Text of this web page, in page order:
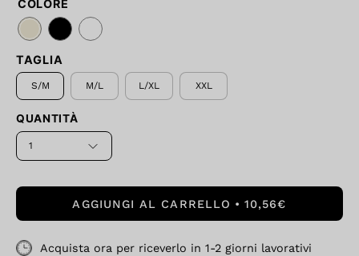
COLORE
TAGLIA
S/M M/L L/XL XXL
QUANTITÀ
1
AGGIUNGI AL CARRELLO 10,56€
Acquista ora per riceverlo in 1-2 giorni lavorativi